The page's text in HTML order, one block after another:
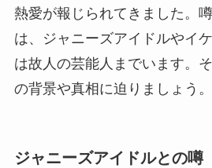
熱愛が報じられてきました。
は、ジャニーズアイドルやイ
は故人の芸能人までいます。
の背景や真相に迫りましょう。
ジャニーズアイドルとの噂